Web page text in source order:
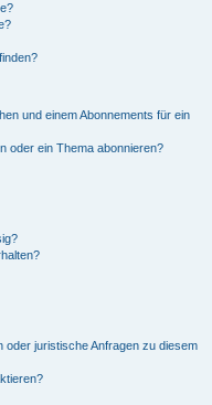
und einem Abonnements für ein
oder ein Thema abonnieren?
oder juristische Anfragen zu diesem